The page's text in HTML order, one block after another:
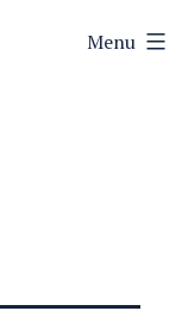
Menu